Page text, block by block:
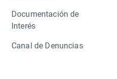
Documentación de
Interés
Canal de Denuncias